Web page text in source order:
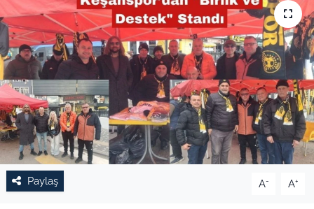
Paylaş A- A+
EĞİTİM
TARIM VE HAYVANCILIK
KÜLTÜR SANAT
RESMİ İLAN
SPOR
YAŞAM